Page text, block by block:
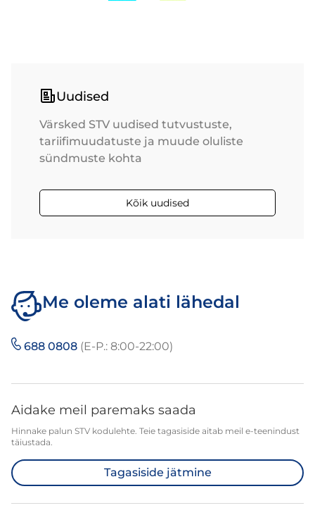
Uudised
Värsked STV uudised tutvustuste,
tariifimuudatuste ja muude oluliste
sündmuste kohta
Kõik uudised
Me oleme alati lähedal
688 0808 (E-P.: 8:00-22:00)
Aidake meil paremaks saada
Hinnake palun STV kodulehte. Teie tagasiside aitab meil e-teenindust
täiustada.
Tagasiside jätmine